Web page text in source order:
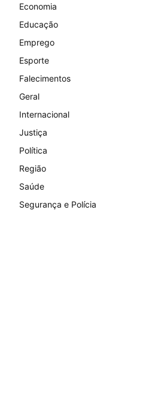
Economia
Educação
Emprego
Esporte
Falecimentos
Geral
Internacional
Justiça
Política
Região
Saúde
Segurança e Polícia